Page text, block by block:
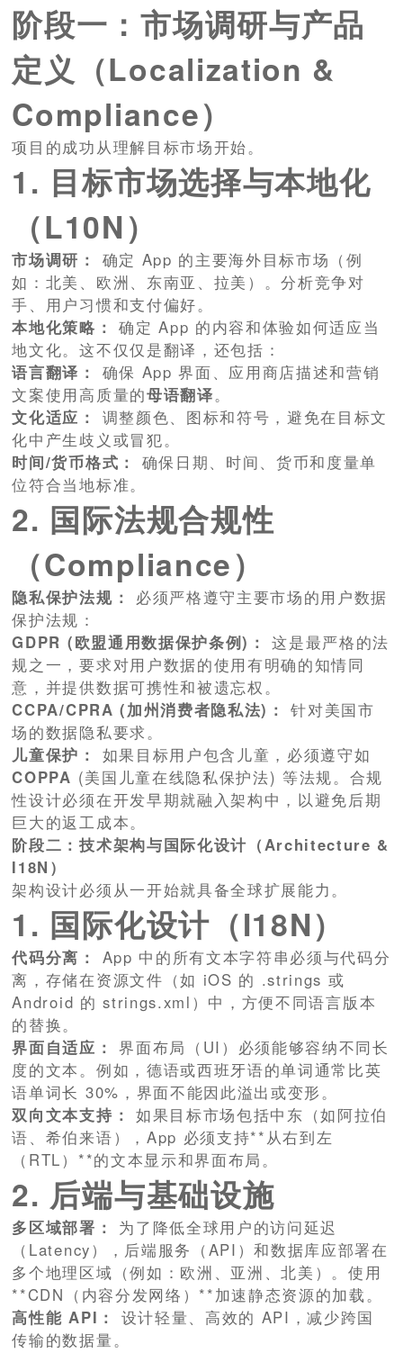
阶段一：市场调研与产品
定义（Localization &
Compliance）
项目的成功从理解目标市场开始。
1. 目标市场选择与本地化
（L10N）
市场调研：
确定 App 的主要海外目标市场（例
如：北美、欧洲、东南亚、拉美）。分析竞争对
手、用户习惯和支付偏好。
本地化策略：
确定 App 的内容和体验如何适应当
地文化。这不仅仅是翻译，还包括：
语言翻译：
确保 App 界面、应用商店描述和营销
文案使用高质量的母语翻译。
文化适应：
调整颜色、图标和符号，避免在目标文
化中产生歧义或冒犯。
时间/货币格式：
确保日期、时间、货币和度量单
位符合当地标准。
2. 国际法规合规性
（Compliance）
隐私保护法规：
必须严格遵守主要市场的用户数据
保护法规：
GDPR (欧盟通用数据保护条例)：
这是最严格的法
规之一，要求对用户数据的使用有明确的知情同
意，并提供数据可携性和被遗忘权。
CCPA/CPRA (加州消费者隐私法)：
针对美国市
场的数据隐私要求。
儿童保护：
如果目标用户包含儿童，必须遵守如
COPPA (美国儿童在线隐私保护法) 等法规。合规
性设计必须在开发早期就融入架构中，以避免后期
巨大的返工成本。
阶段二：技术架构与国际化设计（Architecture &
I18N）
架构设计必须从一开始就具备全球扩展能力。
1. 国际化设计（I18N）
代码分离：
App 中的所有文本字符串必须与代码分
离，存储在资源文件（如 iOS 的 .strings 或
Android 的 strings.xml）中，方便不同语言版本
的替换。
界面自适应：
界面布局（UI）必须能够容纳不同长
度的文本。例如，德语或西班牙语的单词通常比英
语单词长 30%，界面不能因此溢出或变形。
双向文本支持：
如果目标市场包括中东（如阿拉伯
语、希伯来语），App 必须支持**从右到左
（RTL）**的文本显示和界面布局。
2. 后端与基础设施
多区域部署：
为了降低全球用户的访问延迟
（Latency），后端服务（API）和数据库应部署在
多个地理区域（例如：欧洲、亚洲、北美）。使用
**CDN（内容分发网络）**加速静态资源的加载。
高性能 API：
设计轻量、高效的 API，减少跨国
传输的数据量。